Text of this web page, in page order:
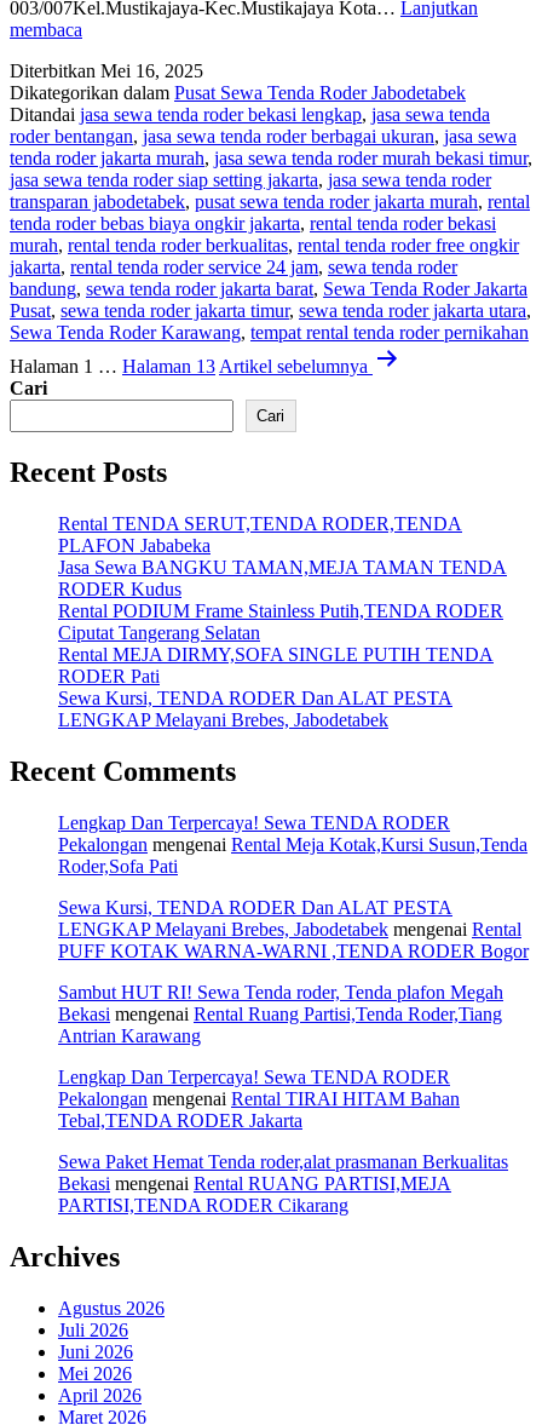
003/007Kel.Mustikajaya-Kec.Mustikajaya Kota… Lanjutkan
membaca
RODER
EVENT
LUAR
RUANGAN
LENGKAP
DEKORASI
DI
JAKARTA
BARAT
Diterbitkan Mei 16, 2025
Dikategorikan dalam Pusat Sewa Tenda Roder Jabodetabek
Ditandai jasa sewa tenda roder bekasi lengkap, jasa sewa tenda
roder bentangan, jasa sewa tenda roder berbagai ukuran, jasa sewa
tenda roder jakarta murah, jasa sewa tenda roder murah bekasi timur,
jasa sewa tenda roder siap setting jakarta, jasa sewa tenda roder
transparan jabodetabek, pusat sewa tenda roder jakarta murah, rental
tenda roder bebas biaya ongkir jakarta, rental tenda roder bekasi
murah, rental tenda roder berkualitas, rental tenda roder free ongkir
jakarta, rental tenda roder service 24 jam, sewa tenda roder
bandung, sewa tenda roder jakarta barat, Sewa Tenda Roder Jakarta
Pusat, sewa tenda roder jakarta timur, sewa tenda roder jakarta utara,
Sewa Tenda Roder Karawang, tempat rental tenda roder pernikahan
Paginasi
pos
Halaman 1 … Halaman 13 Artikel sebelumnya
Cari
Cari
Recent Posts
Rental TENDA SERUT,TENDA RODER,TENDA
PLAFON Jababeka
Jasa Sewa BANGKU TAMAN,MEJA TAMAN TENDA
RODER Kudus
Rental PODIUM Frame Stainless Putih,TENDA RODER
Ciputat Tangerang Selatan
Rental MEJA DIRMY,SOFA SINGLE PUTIH TENDA
RODER Pati
Sewa Kursi, TENDA RODER Dan ALAT PESTA
LENGKAP Melayani Brebes, Jabodetabek
Recent Comments
Lengkap Dan Terpercaya! Sewa TENDA RODER
Pekalongan mengenai Rental Meja Kotak,Kursi Susun,Tenda
Roder,Sofa Pati
Sewa Kursi, TENDA RODER Dan ALAT PESTA
LENGKAP Melayani Brebes, Jabodetabek mengenai Rental
PUFF KOTAK WARNA-WARNI ,TENDA RODER Bogor
Sambut HUT RI! Sewa Tenda roder, Tenda plafon Megah
Bekasi mengenai Rental Ruang Partisi,Tenda Roder,Tiang
Antrian Karawang
Lengkap Dan Terpercaya! Sewa TENDA RODER
Pekalongan mengenai Rental TIRAI HITAM Bahan
Tebal,TENDA RODER Jakarta
Sewa Paket Hemat Tenda roder,alat prasmanan Berkualitas
Bekasi mengenai Rental RUANG PARTISI,MEJA
PARTISI,TENDA RODER Cikarang
Archives
Agustus 2026
Juli 2026
Juni 2026
Mei 2026
April 2026
Maret 2026